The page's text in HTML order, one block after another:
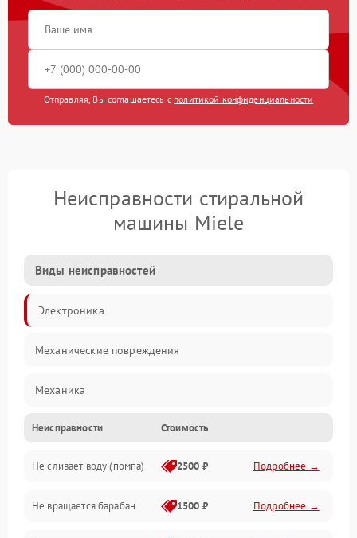
Отправляя, Вы соглашаетесь с политикой конфиденциальности
Неисправности стиральной
машины Miele
Виды неисправностей
Электроника
Механические повреждения
Механика
Электропитание
Водоснабжение
Слив
Неисправности Стоимость
Не сливает воду (помпа) 2500 ₽ Подробнее →
Не вращается барабан 1500 ₽ Подробнее →